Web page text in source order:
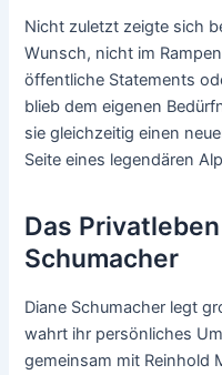
Nicht zuletzt zeigte sich
Wunsch, nicht im
öffentliche Statements
blieb dem eigenen
sie gleichzeitig einen
Seite eines legendären
Das
Schumacher
Diane Schumacher legt
wahrt ihr persönliches
gemeinsam mit Reinhold